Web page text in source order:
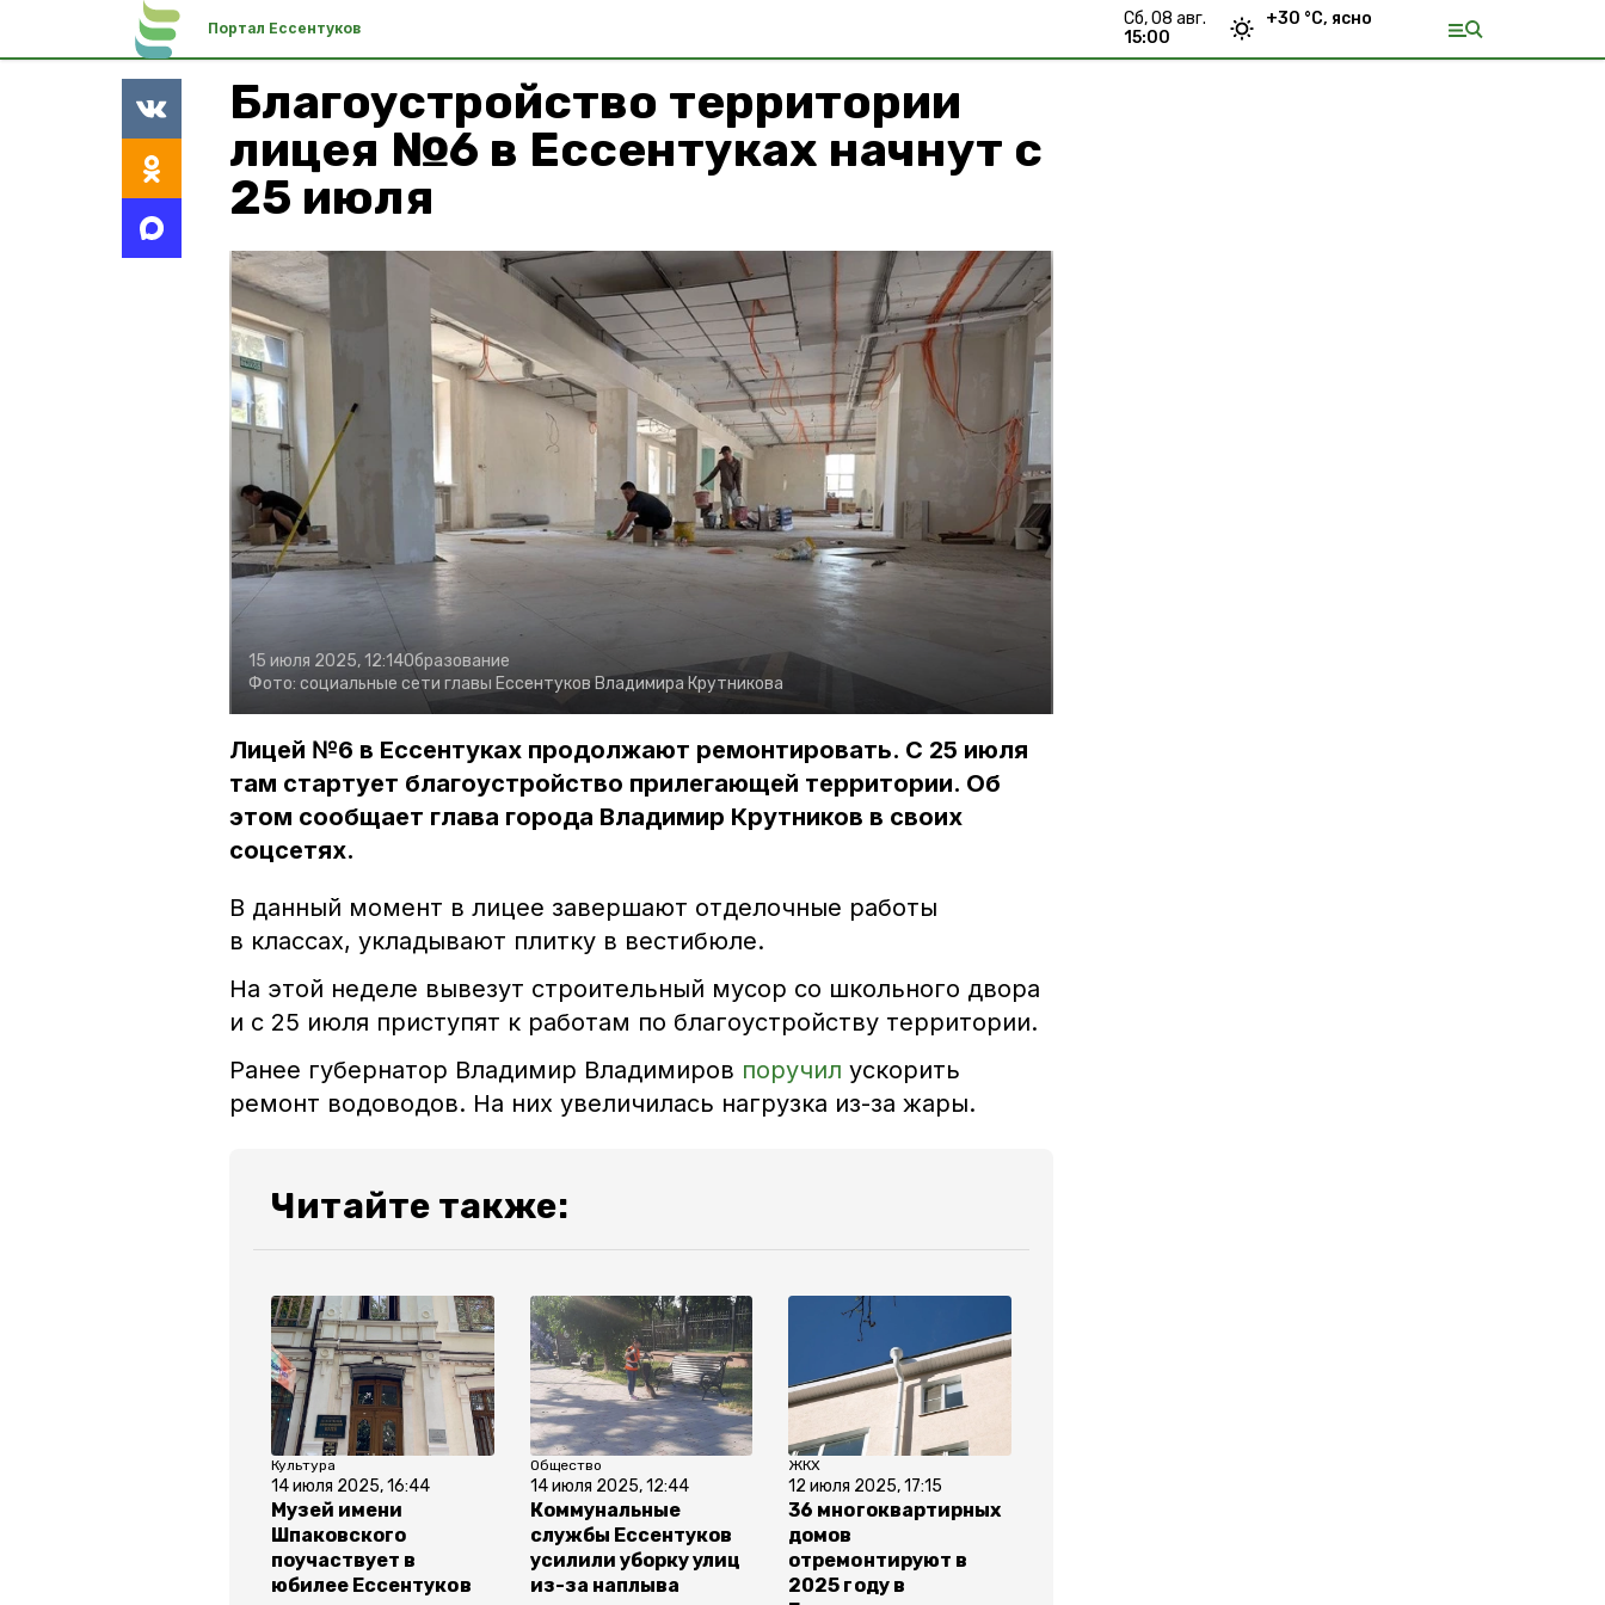
Портал Ессентуков
сб, 08 авг.
15:00
+30 °С, ясно
Благоустройство территории
лицея №6 в Ессентуках начнут с
25 июля
15 июля 2025, 12:14Образование
Фото: социальные сети главы Ессентуков Владимира Крутникова
Лицей №6 в Ессентуках продолжают ремонтировать. С 25 июля
там стартует благоустройство прилегающей территории. Об
этом сообщает глава города Владимир Крутников в своих
соцсетях.
В данный момент в лицее завершают отделочные работы
в классах, укладывают плитку в вестибюле.
На этой неделе вывезут строительный мусор со школьного двора
и с 25 июля приступят к работам по благоустройству территории.
Ранее губернатор Владимир Владимиров поручил ускорить
ремонт водоводов. На них увеличилась нагрузка из-за жары.
Читайте также:
Культура
14 июля 2025, 16:44
Музей имени
Шпаковского
поучаствует в
юбилее Ессентуков
Общество
14 июля 2025, 12:44
Коммунальные
службы Ессентуков
усилили уборку улиц
из-за наплыва
ЖКХ
12 июля 2025, 17:15
36 многоквартирных
домов
отремонтируют в
2025 году в